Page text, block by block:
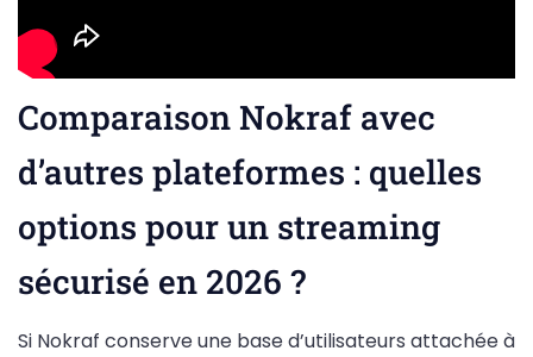
Comparaison Nokraf avec
d’autres plateformes : quelles
options pour un streaming
sécurisé en 2026 ?
Si Nokraf conserve une base d’utilisateurs attachée à